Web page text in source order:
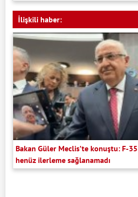
İlişkili haber:
Bakan Güler Meclis’te konuştu: F-
henüz ilerleme sağlanamadı